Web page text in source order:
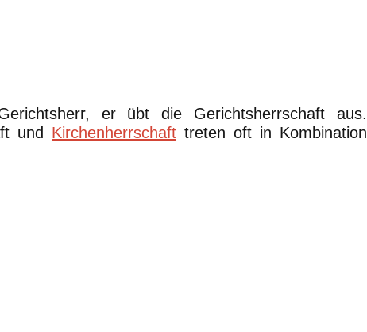
er übt die Gerichtsherrschaft aus.
und Kirchenherrschaft treten oft in Kombination